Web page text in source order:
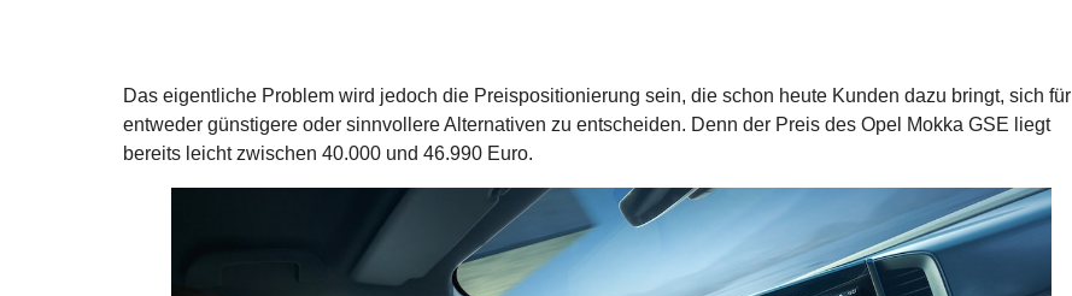
Das eigentliche Problem wird jedoch die Preispositionierung sein, die schon heute Kunden dazu bringt, sich für
entweder günstigere oder sinnvollere Alternativen zu entscheiden. Denn der Preis des Opel Mokka GSE liegt
bereits leicht zwischen 40.000 und 46.990 Euro.